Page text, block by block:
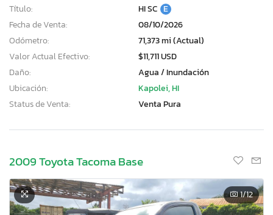
Título:
HI SC E
Fecha de Venta:
08/10/2026
Odómetro:
71,373 mi (Actual)
Valor Actual Efectivo:
$11,711 USD
Daño:
Agua / Inundación
Ubicación:
Kapolei, HI
Status de Venta:
Venta Pura
2009 Toyota Tacoma Base
1/12